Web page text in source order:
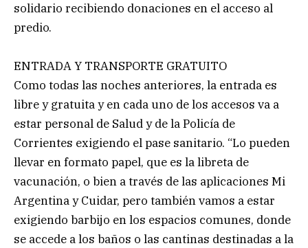
solidario recibiendo donaciones en el acceso al
predio.
ENTRADA Y TRANSPORTE GRATUITO
Como todas las noches anteriores, la entrada es
libre y gratuita y en cada uno de los accesos va a
estar personal de Salud y de la Policía de
Corrientes exigiendo el pase sanitario. “Lo pueden
llevar en formato papel, que es la libreta de
vacunación, o bien a través de las aplicaciones Mi
Argentina y Cuidar, pero también vamos a estar
exigiendo barbijo en los espacios comunes, donde
se accede a los baños o las cantinas destinadas a la